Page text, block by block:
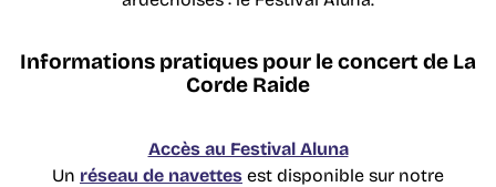
Informations pratiques pour le concert de La
Corde Raide
Accès au Festival Aluna
Un réseau de navettes est disponible sur notre